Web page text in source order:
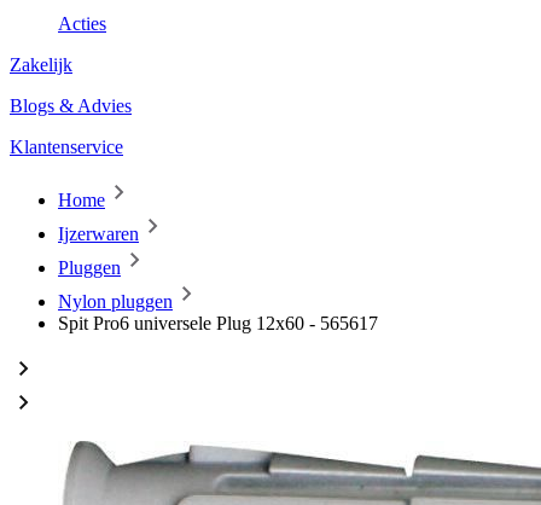
Acties
Zakelijk
Blogs & Advies
Klantenservice
Home
Ijzerwaren
Pluggen
Nylon pluggen
Spit Pro6 universele Plug 12x60 - 565617